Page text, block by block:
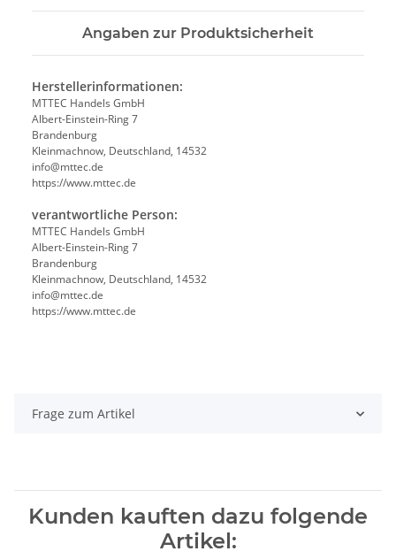
Angaben zur Produktsicherheit
Herstellerinformationen:
MTTEC Handels GmbH
Albert-Einstein-Ring 7
Brandenburg
Kleinmachnow, Deutschland, 14532
info@mttec.de
https://www.mttec.de
verantwortliche Person:
MTTEC Handels GmbH
Albert-Einstein-Ring 7
Brandenburg
Kleinmachnow, Deutschland, 14532
info@mttec.de
https://www.mttec.de
Frage zum Artikel
Kunden kauften dazu folgende
Artikel: